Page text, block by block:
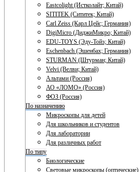
Eastcolight (Истколайт; Китай)
SITITEK (Сититек; Китай)
Carl Zeiss (Карл Цейс; Германия)
DigiMicro (ДиджиМикро; Китай)
EDU-TOYS (Эду-Тойз; Китай)
Eschenbach (Эшенбах; Германия)
STURMAN (Штурман; Китай)
Velvi (Велви; Китай)
Альтами (Россия)
АО «ЛОМО» (Россия)
ФОЗ (Россия)
По назначению
Микроскопы для детей
Для школьников и студентов
Для лаборатории
Для различных работ
По типу
Биологические
Световые микроскопы (оптические)